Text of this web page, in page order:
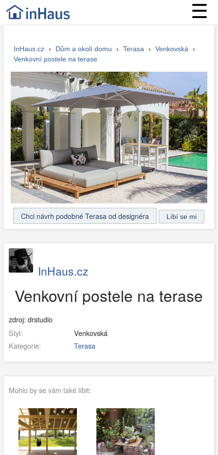
☰
InHaus.cz › Dům a okolí domu › Terasa › Venkovská
›
Venkovní postele na terase
Chci návrh podobné Terasa od designéra
InHaus.cz
Venkovní postele na terase
zdroj: drstudio
Styl:
Venkovská
Kategorie:
Terasa
Mohlo by se vám také líbit: